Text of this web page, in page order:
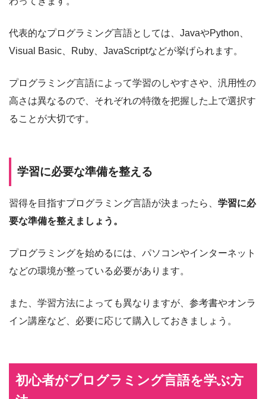
代表的なプログラミング言語としては、JavaやPython、
Visual Basic、Ruby、JavaScriptなどが挙げられます。
プログラミング言語によって学習のしやすさや、汎用性の
高さは異なるので、それぞれの特徴を把握した上で選択す
ることが大切です。
学習に必要な準備を整える
習得を目指すプログラミング言語が決まったら、 学習に必
要な準備を整えましょう。
プログラミングを始めるには、パソコンやインターネット
などの環境が整っている必要があります。
また、学習方法によっても異なりますが、参考書やオンラ
イン講座など、必要に応じて購入しておきましょう。
初心者がプログラミング言語を学ぶ方